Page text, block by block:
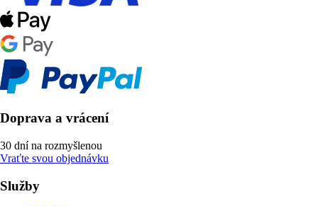
Doprava a vrácení
30 dní na rozmyšlenou
Vraťte svou objednávku
Služby